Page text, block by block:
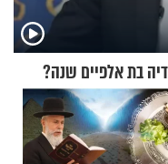
בת אלפיים שנה?